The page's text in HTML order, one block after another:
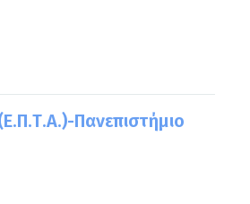
Πανεπιστήμιο